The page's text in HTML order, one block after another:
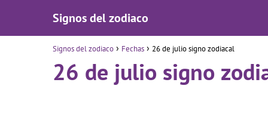
Signos del zodiaco
Signos del zodiaco Fechas 26 de julio signo zodiacal
26 de julio signo